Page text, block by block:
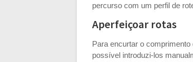
percurso com um perfil de
Aperfeiçoar rotas
Para encurtar o
possível introduzi-los